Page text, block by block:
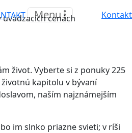
Menu Kontakt
cenách
život. Vyberte si z ponuky 225
kapitolu v bývaní
naším najznámejším
im slnko priazne svieti; v ríši